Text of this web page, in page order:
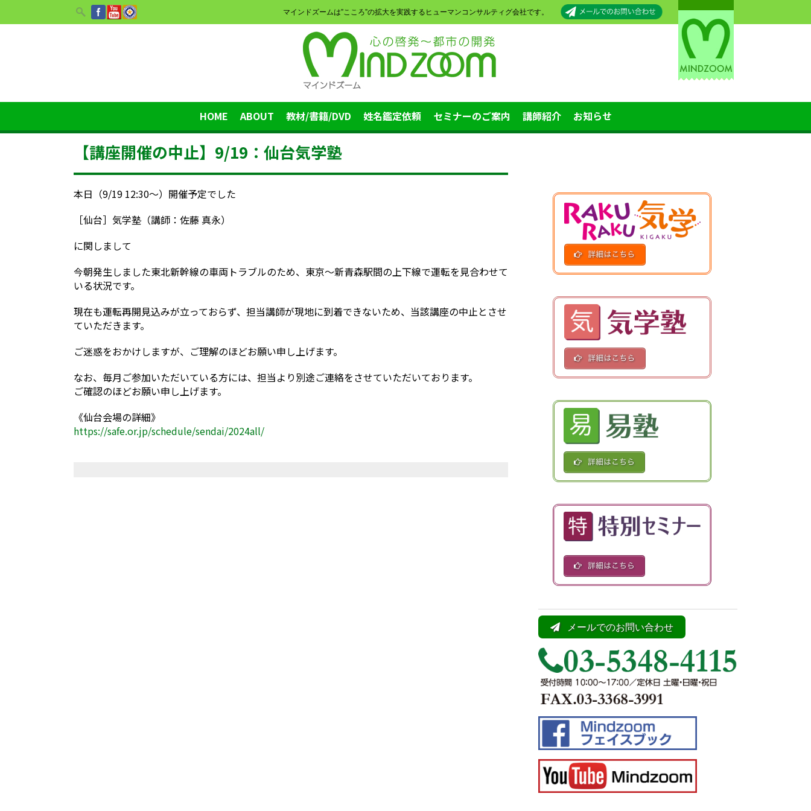
マインドズームは”こころ”の拡大を実践するヒューマンコンサルティグ会社です。
HOME ABOUT 教材/書籍/DVD 姓名鑑定依頼 セミナーのご案内 講師紹介 お知らせ
【講座開催の中止】9/19：仙台気学塾
本日（9/19 12:30〜）開催予定でした
［仙台］気学塾（講師：佐藤 真永）
に関しまして
今朝発生しました東北新幹線の車両トラブルのため、東京～新青森駅間の上下線で運転を見合わせて
いる状況です。
現在も運転再開見込みが立っておらず、担当講師が現地に到着できないため、当該講座の中止とさせ
ていただきます。
ご迷惑をおかけしますが、ご理解のほどお願い申し上げます。
なお、毎月ご参加いただいている方には、担当より別途ご連絡をさせていただいております。
ご確認のほどお願い申し上げます。
《仙台会場の詳細》
https://safe.or.jp/schedule/sendai/2024all/
メールでのお問い合わせ